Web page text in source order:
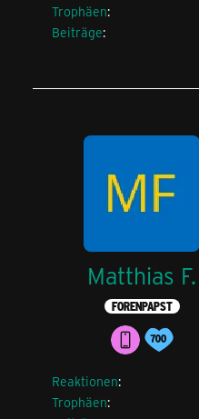
Trophäen
Beiträge
Matthias F.
FORENPAPST
Reaktionen
Trophäen